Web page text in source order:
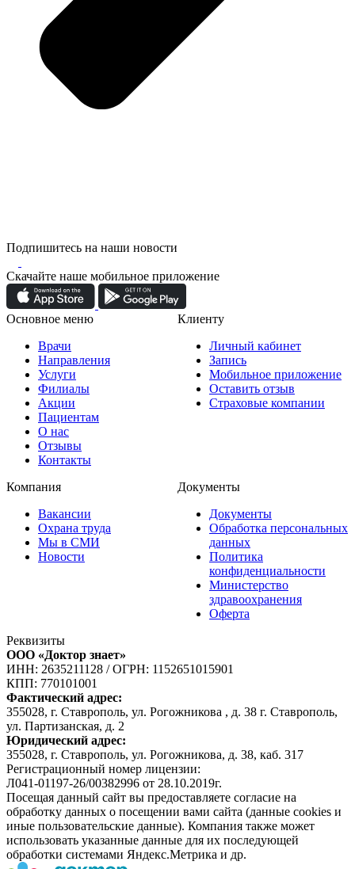
Подпишитесь на наши новости
Скачайте наше мобильное приложение
Основное меню
Врачи
Направления
Услуги
Филиалы
Акции
Пациентам
О нас
Отзывы
Контакты
Клиенту
Личный кабинет
Запись
Мобильное приложение
Оставить отзыв
Страховые компании
Компания
Вакансии
Охрана труда
Мы в СМИ
Новости
Документы
Документы
Обработка персональных
данных
Политика
конфиденциальности
Министерство
здравоохранения
Оферта
Реквизиты
ООО «Доктор знает»
ИНН: 2635211128 /ОГРН: 1152651015901
КПП: 770101001
Фактический адрес:
355028, г. Ставрополь, ул. Рогожникова , д. 38 г. Ставрополь,
ул. Партизанская, д. 2
Юридический адрес:
355028, г. Ставрополь, ул. Рогожникова, д. 38, каб. 317
Регистрационный номер лицензии:
Л041-01197-26/00382996 от 28.10.2019г.
Посещая данный сайт вы предоставляете согласие на
обработку данных о посещении вами сайта (данные cookies и
иные пользовательские данные). Компания также может
использовать указанные данные для их последующей
обработки системами Яндекс.Метрика и др.